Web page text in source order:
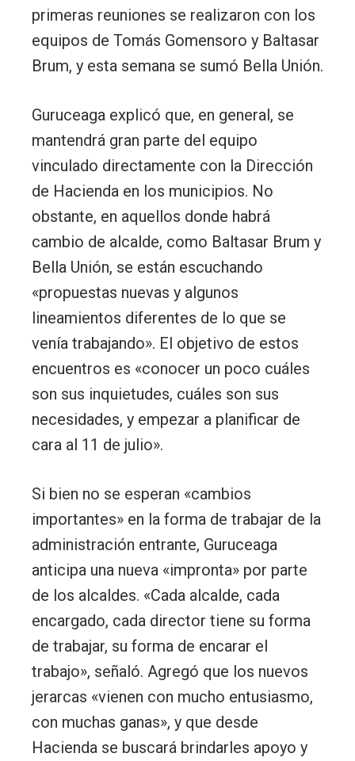
primeras reuniones se realizaron con los
equipos de Tomás Gomensoro y Baltasar
Brum, y esta semana se sumó Bella Unión.
Guruceaga explicó que, en general, se
mantendrá gran parte del equipo
vinculado directamente con la Dirección
de Hacienda en los municipios. No
obstante, en aquellos donde habrá
cambio de alcalde, como Baltasar Brum y
Bella Unión, se están escuchando
«propuestas nuevas y algunos
lineamientos diferentes de lo que se
venía trabajando». El objetivo de estos
encuentros es «conocer un poco cuáles
son sus inquietudes, cuáles son sus
necesidades, y empezar a planificar de
cara al 11 de julio».
Si bien no se esperan «cambios
importantes» en la forma de trabajar de la
administración entrante, Guruceaga
anticipa una nueva «impronta» por parte
de los alcaldes. «Cada alcalde, cada
encargado, cada director tiene su forma
de trabajar, su forma de encarar el
trabajo», señaló. Agregó que los nuevos
jerarcas «vienen con mucho entusiasmo,
con muchas ganas», y que desde
Hacienda se buscará brindarles apoyo y